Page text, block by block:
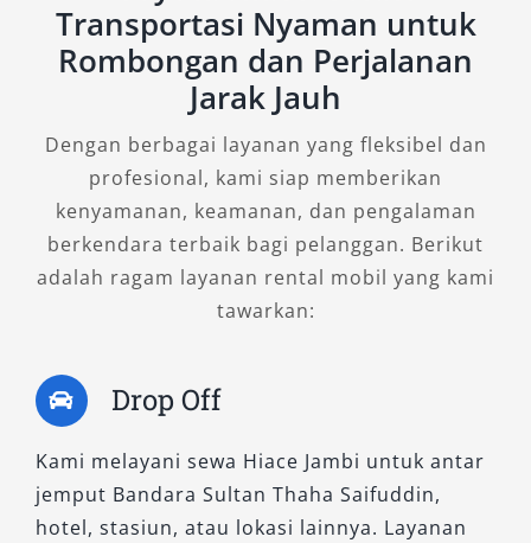
Dengan kapasitas penumpang luas hingga 12
orang, Hiace Premio cocok digunakan untuk
perjalanan nyaman jarak menengah hingga
jauh. Interior kabin yang lega, dilengkapi AC
double blower, kursi reclining, dan sistem
suspensi yang lebih empuk, menjadikan
pengalaman berkendara terasa halus dan
minim guncangan.
dapat diandalkan. Mesin diesel 2.8L-nya kuat
dan efisien dalam konsumsi bahan bakar. Maka
rental Hiace tipe ini untuk kebutuhan city tour,
drop bandara, atau perjalanan antar kota.
Transportasi Nyaman untuk
Rombongan dan Perjalanan
Jarak Jauh
Dengan berbagai layanan yang fleksibel dan
profesional, kami siap memberikan
kenyamanan, keamanan, dan pengalaman
berkendara terbaik bagi pelanggan. Berikut
adalah ragam layanan rental mobil yang kami
tawarkan:
Drop Off
Kami melayani sewa Hiace Jambi untuk antar
jemput Bandara Sultan Thaha Saifuddin,
hotel, stasiun, atau lokasi lainnya. Layanan